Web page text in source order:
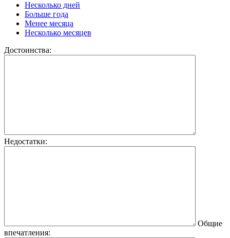
Несколько дней
Больше года
Менее месяца
Несколько месяцев
Достоинства:
Недостатки:
Общие
впечатления: